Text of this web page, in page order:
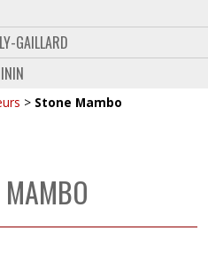
GAILLARD
> Stone Mambo